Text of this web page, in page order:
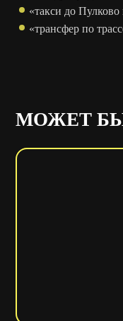
«такси до
«трансфер по
МОЖЕТ